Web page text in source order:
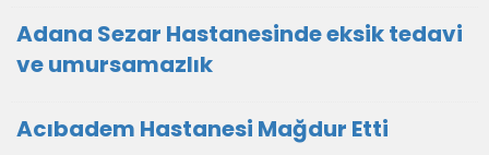
Adana Sezar Hastanesinde eksik tedavi
ve umursamazlık
Acıbadem Hastanesi Mağdur Etti